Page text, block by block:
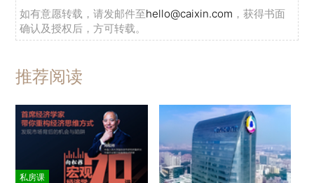
如有意愿转载，请发邮件至hello@caixin.com ，获得书面
确认及授权后，方可转载。
推荐阅读
私房课